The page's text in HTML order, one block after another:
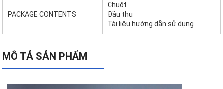
PACKAGE CONTENTS
Chuột
Đầu thu
Tài liệu hướng dẫn sử dụng
MÔ TẢ SẢN PHẨM